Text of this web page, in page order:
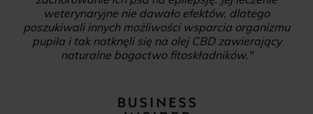
weterynaryjne nie dawało efektów, dlatego
poszukiwali innych możliwości wsparcia organizmu
pupila i tak natknęli się na olej CBD zawierający
naturalne bogactwo fitoskładników."